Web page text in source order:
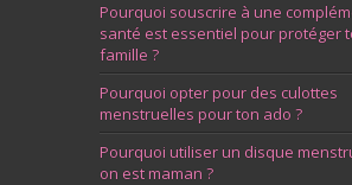
Pourquoi souscrire à une
santé est essentiel pour protéger
famille ?
Pourquoi opter pour des culottes
menstruelles pour ton ado ?
Pourquoi utiliser un disque
on est maman ?